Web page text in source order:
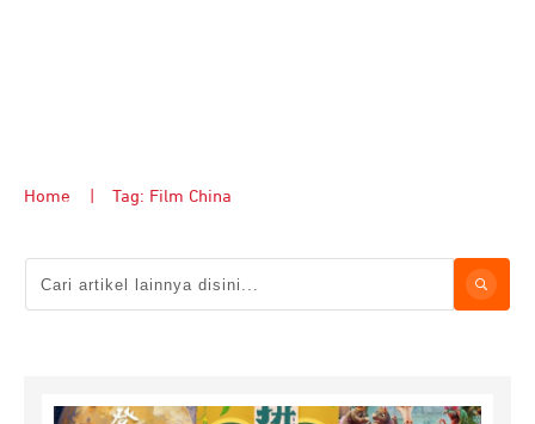
Home Tag: Film China